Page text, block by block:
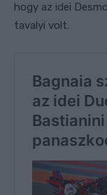
hogy az idei
tavalyi volt.